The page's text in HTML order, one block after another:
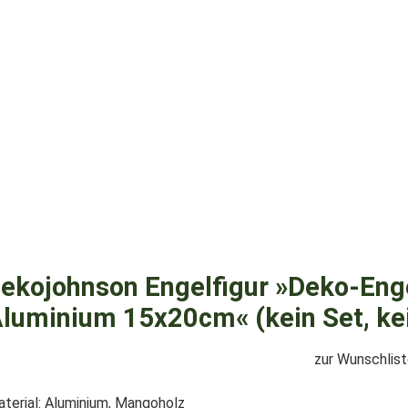
Engelfigur »Deko-
15x20cm« (kein Set,
zur
Aluminium, Mangoholz